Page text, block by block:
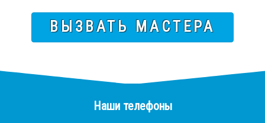
ВЫЗВАТЬ МАСТЕРА
Наши телефоны